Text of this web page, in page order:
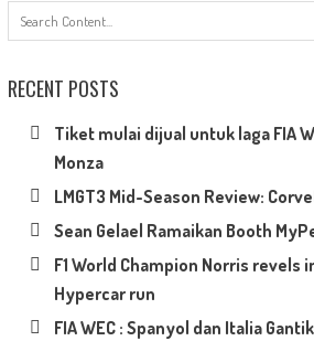
RECENT POSTS
Tiket mulai dijual untuk laga FIA
Monza
LMGT3 Mid-Season Review:
Sean Gelael Ramaikan Booth
F1 World Champion Norris revels
Hypercar run
FIA WEC : Spanyol dan Italia